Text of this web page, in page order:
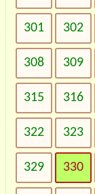
301 302
308 309
315 316
322 323
329 330